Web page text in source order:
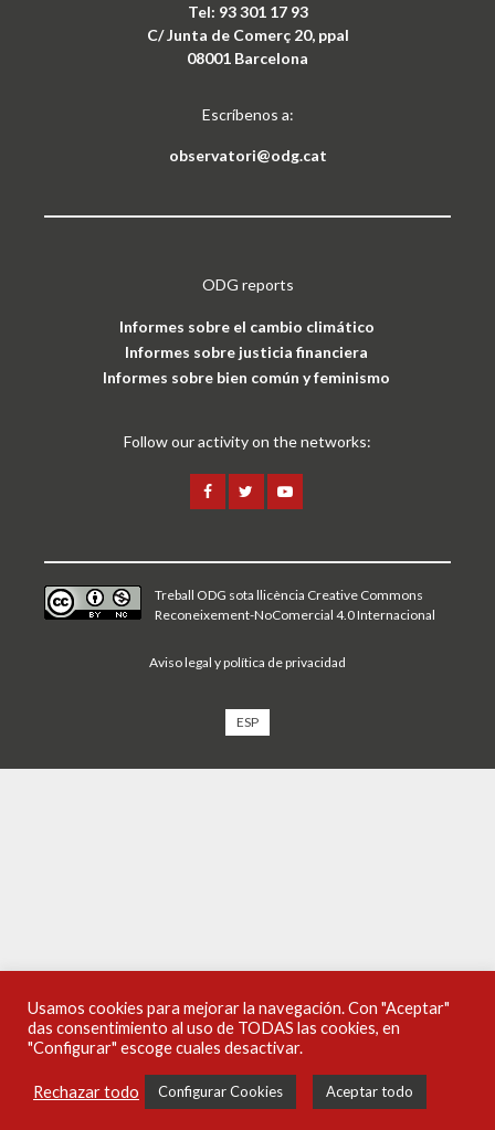
Tel: 93 301 17 93
C/ Junta de Comerç 20, ppal
08001 Barcelona
Escríbenos a:
observatori@odg.cat
ODG reports
Informes sobre el cambio climático
Informes sobre justicia financiera
Informes sobre bien común y feminismo
Follow our activity on the networks:
Treball ODG sota llicència Creative Commons
Reconeixement-NoComercial 4.0 Internacional
Aviso legal y política de privacidad
Usamos cookies para mejorar la navegación. Con "Aceptar"
das consentimiento al uso de TODAS las cookies, en
"Configurar" escoge cuales desactivar.
Rechazar todo Configurar Cookies Aceptar todo
ESP